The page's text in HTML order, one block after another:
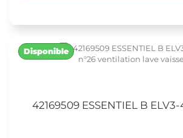
42169509 ESSENTIEL B
Disponible